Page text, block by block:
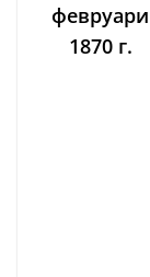
февруари
1870 г.